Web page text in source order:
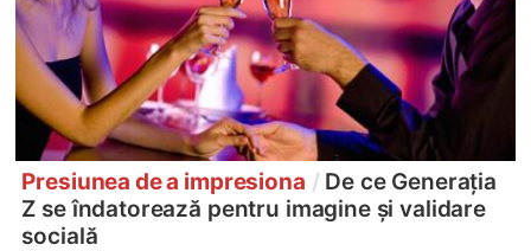
Presiunea de a impresiona / De ce Generația
Z se îndatorează pentru imagine și validare
socială